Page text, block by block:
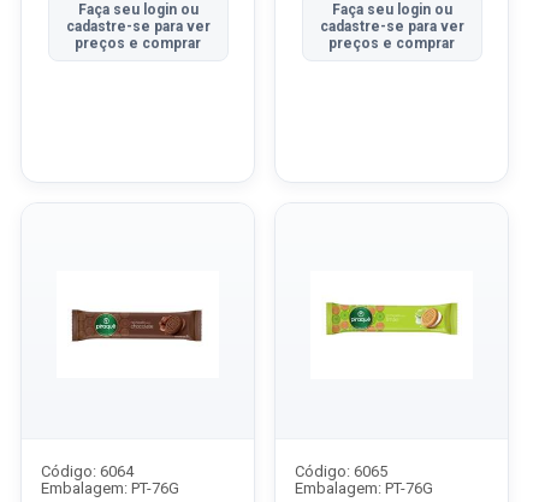
Faça seu login ou
cadastre-se para ver
preços e comprar
Faça seu login ou
cadastre-se para ver
preços e comprar
Código: 6064
Embalagem: PT-76G
Código: 6065
Embalagem: PT-76G